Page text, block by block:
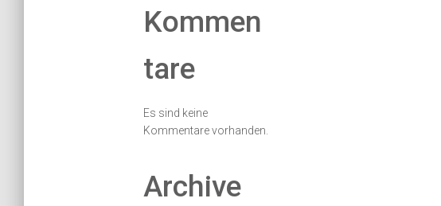
Kommen
tare
Es sind keine
Kommentare vorhanden.
Archive